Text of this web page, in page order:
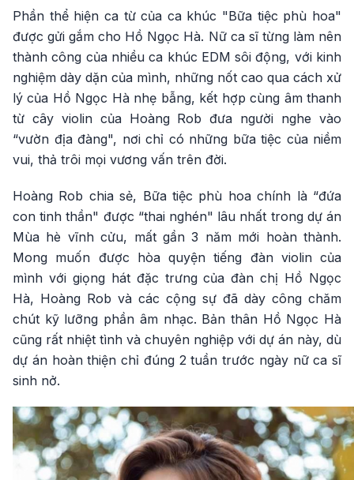
Phần thể hiện ca từ của ca khúc "Bữa tiệc phù hoa"
được gửi gắm cho Hồ Ngọc Hà. Nữ ca sĩ từng làm nên
thành công của nhiều ca khúc EDM sôi động, với kinh
nghiệm dày dặn của mình, những nốt cao qua cách xử
lý của Hồ Ngọc Hà nhẹ bẫng, kết hợp cùng âm thanh
từ cây violin của Hoàng Rob đưa người nghe vào
“vườn địa đàng", nơi chỉ có những bữa tiệc của niềm
vui, thả trôi mọi vương vấn trên đời.
Hoàng Rob chia sẻ, Bữa tiệc phù hoa chính là “đứa
con tinh thần" được “thai nghén" lâu nhất trong dự án
Mùa hè vĩnh cửu, mất gần 3 năm mới hoàn thành.
Mong muốn được hòa quyện tiếng đàn violin của
mình với giọng hát đặc trưng của đàn chị Hồ Ngọc
Hà, Hoàng Rob và các cộng sự đã dày công chăm
chút kỹ lưỡng phần âm nhạc. Bản thân Hồ Ngọc Hà
cũng rất nhiệt tình và chuyên nghiệp với dự án này, dù
dự án hoàn thiện chỉ đúng 2 tuần trước ngày nữ ca sĩ
sinh nở.